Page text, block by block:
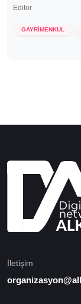
Editör
GAYRİMENKUL
İletişim